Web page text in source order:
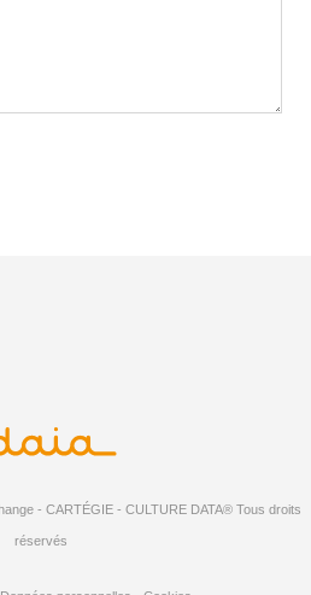
- CARTÉGIE - CULTURE DATA® Tous droits
réservés